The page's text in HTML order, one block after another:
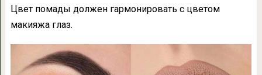
Цвет помады должен гармонировать с цветом
макияжа глаз.